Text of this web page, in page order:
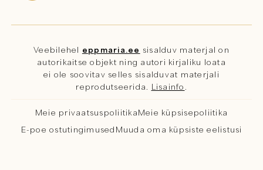
Veebilehel eppmaria.ee sisalduv materjal on
autorikaitse objekt ning autori kirjaliku loata
ei ole soovitav selles sisalduvat materjali
reprodutseerida. Lisainfo
Meie privaatsuspoliitikaMeie küpsisepoliitika
E-poe ostutingimused Muuda oma küpsiste eelistusi